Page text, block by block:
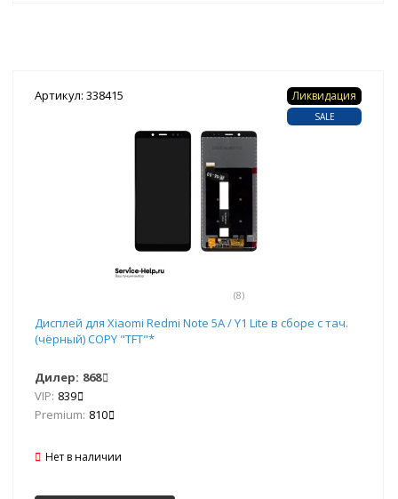
Артикул: 338415
(8)
Ликвидация
SALE
Дисплей для Xiaomi Redmi Note 5A / Y1 Lite в сборе с тач.
(чёрный) COPY "TFT"*
Дилер: 868
VIP: 839
Premium: 810
Нет в наличии